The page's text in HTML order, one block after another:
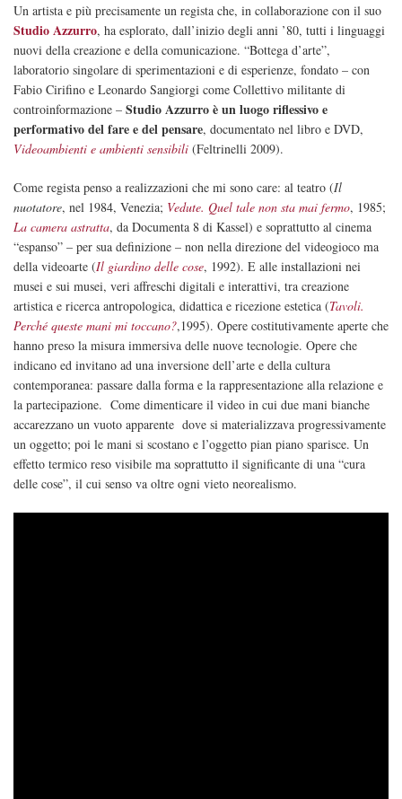
Un artista e più precisamente un regista che, in collaborazione con il suo
Studio Azzurro, ha esplorato, dall’inizio degli anni ’80, tutti i linguaggi
nuovi della creazione e della comunicazione. “Bottega d’arte”,
laboratorio singolare di sperimentazioni e di esperienze, fondato – con
Fabio Cirifino e Leonardo Sangiorgi come Collettivo militante di
controinformazione – Studio Azzurro è un luogo riflessivo e
performativo del fare e del pensare, documentato nel libro e DVD,
Videoambienti e ambienti sensibili (Feltrinelli 2009).
Come regista penso a realizzazioni che mi sono care: al teatro (Il
nuotatore, nel 1984, Venezia; Vedute. Quel tale non sta mai fermo, 1985;
La camera astratta, da Documenta 8 di Kassel) e soprattutto al cinema
“espanso” – per sua definizione – non nella direzione del videogioco ma
della videoarte (Il giardino delle cose, 1992). E alle installazioni nei
musei e sui musei, veri affreschi digitali e interattivi, tra creazione
artistica e ricerca antropologica, didattica e ricezione estetica (Tavoli.
Perché queste mani mi toccano?,1995). Opere costitutivamente aperte che
hanno preso la misura immersiva delle nuove tecnologie. Opere che
indicano ed invitano ad una inversione dell’arte e della cultura
contemporanea: passare dalla forma e la rappresentazione alla relazione e
la partecipazione. Come dimenticare il video in cui due mani bianche
accarezzano un vuoto apparente dove si materializzava progressivamente
un oggetto; poi le mani si scostano e l’oggetto pian piano sparisce. Un
effetto termico reso visibile ma soprattutto il significante di una “cura
delle cose”, il cui senso va oltre ogni vieto neorealismo.